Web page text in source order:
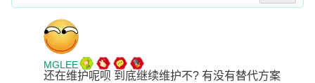
MGLEE
还在维护呢呗 到底继续维护不? 有没有替代方案